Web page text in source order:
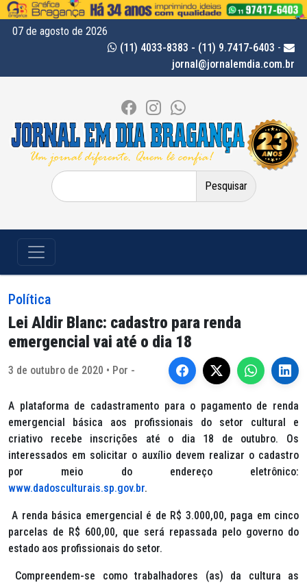
07 de agosto de 2026
(11) 4033-8383 - (11) 9.7417-6403 -
jornal@jornalemdia.com.br
Pesquisar
por:
Política
Lei Aldir Blanc: cadastro para renda
emergencial vai até o dia 18
3 de outubro de 2020 • Por -
A plataforma de cadastramento para o pagamento de renda
emergencial básica aos profissionais do setor cultural e
criativo recebe inscrições até o dia 18 de outubro. Os
interessados em solicitar o auxílio devem realizar o cadastro
por meio do endereço eletrônico:
www.dadosculturais.sp.gov.br.
A renda básica emergencial é de R$ 3.000,00, paga em cinco
parcelas de R$ 600,00, que será repassada pelo governo do
estado aos profissionais do setor.
Compreendem-se como trabalhadores (as) da cultura as